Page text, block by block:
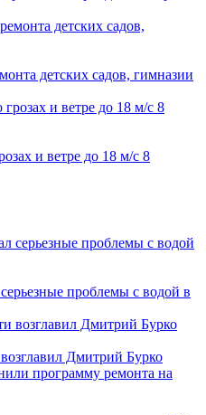
детских садов, гимназии
и ветре до 18 м/с 8
проблемы с водой в
Дмитрий Бурко